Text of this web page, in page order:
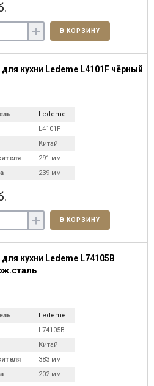
+ В КОРЗИНУ
кухни Ledeme L4101F чёрный
Ledeme
L4101F
Китай
291 мм
239 мм
+ В КОРЗИНУ
кухни Ledeme L74105B
Ledeme
L74105B
Китай
383 мм
202 мм